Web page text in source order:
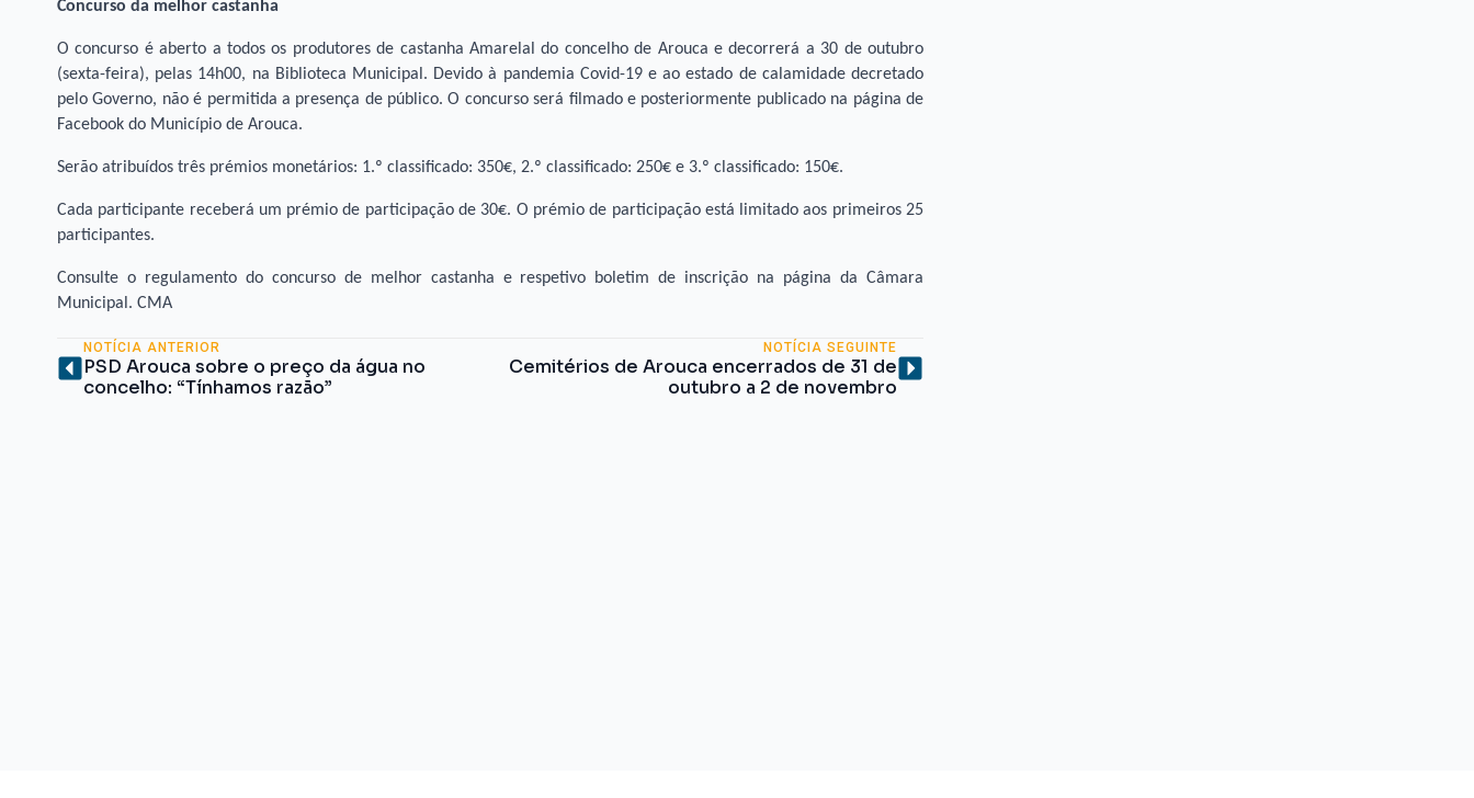
Concurso da melhor castanha
O concurso é aberto a todos os produtores de castanha Amarelal do concelho de Arouca e decorrerá a 30 de outubro
(sexta-feira), pelas 14h00, na Biblioteca Municipal. Devido à pandemia Covid-19 e ao estado de calamidade decretado
pelo Governo, não é permitida a presença de público. O concurso será filmado e posteriormente publicado na página de
Facebook do Município de Arouca.
Serão atribuídos três prémios monetários: 1.º classificado: 350€, 2.º classificado: 250€ e 3.º classificado: 150€.
Cada participante receberá um prémio de participação de 30€. O prémio de participação está limitado aos primeiros 25
participantes.
Consulte o regulamento do concurso de melhor castanha e respetivo boletim de inscrição na página da Câmara
Municipal. CMA
NOTÍCIA ANTERIOR
PSD Arouca sobre o preço da água no
concelho: “Tínhamos razão”
NOTÍCIA SEGUINTE
Cemitérios de Arouca encerrados de 31 de
outubro a 2 de novembro